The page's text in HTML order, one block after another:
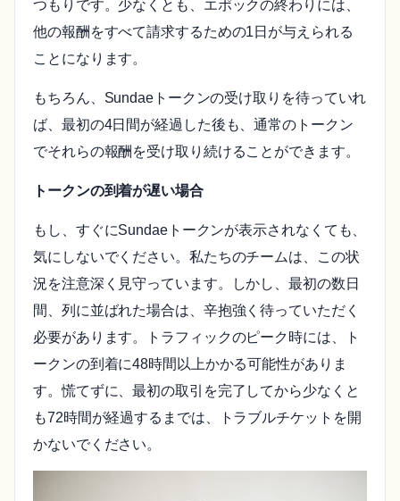
つもりです。少なくとも、エポックの終わりには、
他の報酬をすべて請求するための1日が与えられる
ことになります。
もちろん、Sundaeトークンの受け取りを待っていれ
ば、最初の4日間が経過した後も、通常のトークン
でそれらの報酬を受け取り続けることができます。
トークンの到着が遅い場合
もし、すぐにSundaeトークンが表示されなくても、
気にしないでください。私たちのチームは、この状
況を注意深く見守っています。しかし、最初の数日
間、列に並ばれた場合は、辛抱強く待っていただく
必要があります。トラフィックのピーク時には、ト
ークンの到着に48時間以上かかる可能性がありま
す。慌てずに、最初の取引を完了してから少なくと
も72時間が経過するまでは、トラブルチケットを開
かないでください。